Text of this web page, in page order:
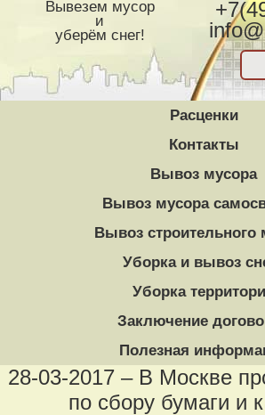
Вывезем мусор
и
уберём снег!
Расценки
Контакты
Вывоз мусора
Вывоз мусора
Вывоз строительного
Уборка и вывоз
Уборка
Заключение
Полезная
28-03-2017 – В Москве
по сбору бумаги и